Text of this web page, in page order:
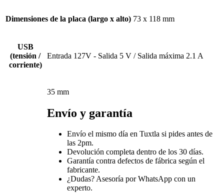
Dimensiones de la placa (largo x alto) 73 x 118 mm
USB
(tensión /
corriente)
Entrada 127V - Salida 5 V / Salida máxima 2.1 A
35 mm
Envío y garantía
Envío el mismo día en Tuxtla si pides antes de
las 2pm.
Devolución completa dentro de los 30 días.
Garantía contra defectos de fábrica según el
fabricante.
¿Dudas? Asesoría por WhatsApp con un
experto.